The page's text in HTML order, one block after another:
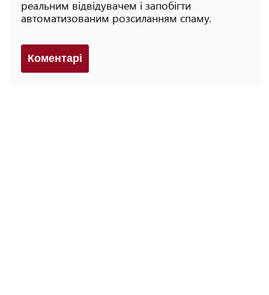
реальним відвідувачем і запобігти
автоматизованим розсиланням спаму.
Коментарi